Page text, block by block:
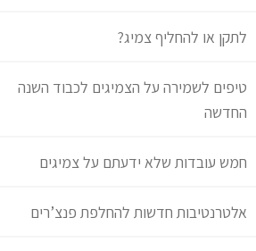
לתקן או להחליף צמיג?
טיפים לשמירה על הצמיגים לכבוד השנה
החדשה
חמש עובדות שלא ידעתם על צמיגים
אלטרנטיבות חדשות להחלפת פנצ’רים